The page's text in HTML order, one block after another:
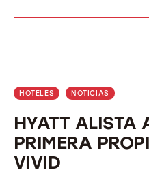
HOTELES NOTICIAS
HYATT ALISTA
PRIMERA
VIVID